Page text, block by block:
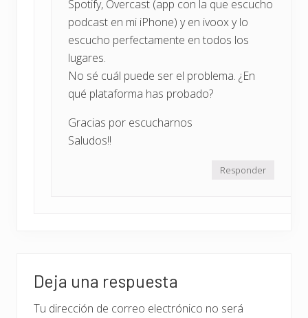
Spotify, Overcast (app con la que escucho
podcast en mi iPhone) y en ivoox y lo
escucho perfectamente en todos los
lugares.
No sé cuál puede ser el problema. ¿En
qué plataforma has probado?
Gracias por escucharnos
Saludos!!
Responder
Deja una respuesta
Tu dirección de correo electrónico no será